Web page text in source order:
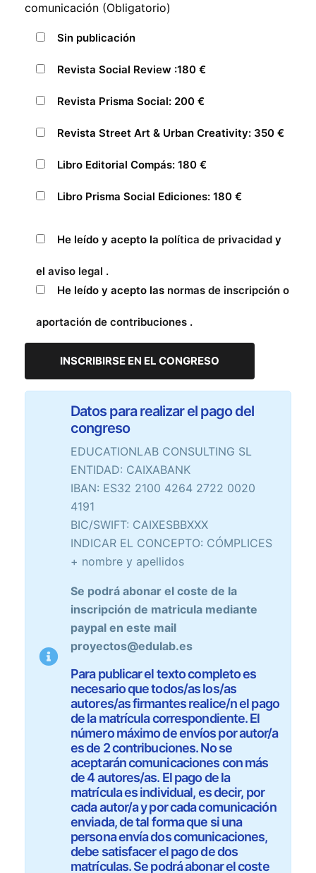
comunicación (Obligatorio)
Sin publicación
Revista Social Review :180 €
Revista Prisma Social: 200 €
Revista Street Art & Urban Creativity: 350 €
Libro Editorial Compás: 180 €
Libro Prisma Social Ediciones: 180 €
He leído y acepto la política de privacidad y
el aviso legal .
He leído y acepto las normas de inscripción o
aportación de contribuciones .
Datos para realizar el pago del
congreso
EDUCATIONLAB CONSULTING SL
ENTIDAD: CAIXABANK
IBAN: ES32 2100 4264 2722 0020
4191
BIC/SWIFT: CAIXESBBXXX
INDICAR EL CONCEPTO: CÓMPLICES
+ nombre y apellidos
Se podrá abonar el coste de la
inscripción de matricula mediante
paypal en este mail
proyectos@edulab.es
Para publicar el texto completo es
necesario que todos/as los/as
autores/as firmantes realice/n el pago
de la matrícula correspondiente. El
número máximo de envíos por autor/a
es de 2 contribuciones. No se
aceptarán comunicaciones con más
de 4 autores/as. El pago de la
matrícula es individual, es decir, por
cada autor/a y por cada comunicación
enviada, de tal forma que si una
persona envía dos comunicaciones,
debe satisfacer el pago de dos
matrículas. Se podrá abonar el coste